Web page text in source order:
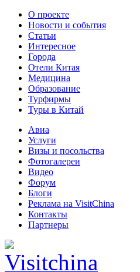
О проекте
Новости и события
Статьи
Интересное
Города
Отели Китая
Медицина
Образование
Турфирмы
Туры в Китай
Авиа
Услуги
Визы и посольства
Фотогалереи
Видео
Форум
Блоги
Реклама на VisitChina
Контакты
Партнеры